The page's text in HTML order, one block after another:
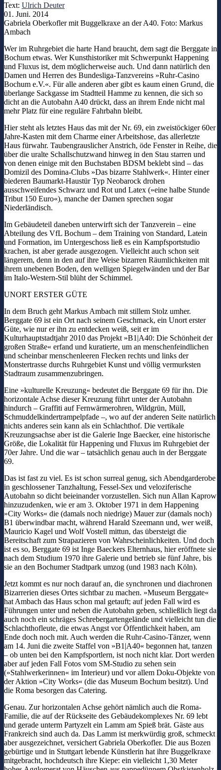
Text: Ulrich Deuter
01. Juni. 2014
Gabriela Oberkofler mit Buggelkraxe an der A40. Foto: Markus
Ambach
Wer im Ruhrgebiet die harte Hand braucht, dem sagt die Berggate in
Bochum etwas. Wer Kunsthistoriker mit Schwerpunkt Happening
und Fluxus ist, dem möglicherweise auch. Und dann natürlich den
Damen und Herren des Bundesliga-Tanzvereins »Ruhr-Casino
Bochum e.V.«. Für alle anderen aber gibt es kaum einen Grund, die
überlange Sackgasse im Stadtteil Hamme zu kennen, die sich so
dicht an die Autobahn A40 drückt, dass an ihrem Ende nicht mal
mehr Platz für eine reguläre Fahrbahn bleibt.
Hier steht als letztes Haus das mit der Nr. 69, ein zweistöckiger 60er
Jahre-Kasten mit dem Charme einer Arbeitshose, das allerletzte
Haus fürwahr. Taubengrauslicher Anstrich, öde Fenster in Reihe, die
über die uralte Schallschutzwand hinweg in den Stau starren und
von denen einige mit den Buchstaben BDSM beklebt sind – das
Domizil des Domina-Clubs »Das bizarre Stahlwerk«. Hinter einer
biederen Baumarkt-Haustür Typ Neobarock drohen
ausschweifendes Schwarz und Rot und Latex (»eine halbe Stunde
Tribut 150 Euro«), manche der Damen sprechen sogar
Niederländisch.
Im Gebäudeteil daneben unterwirft sich der Tanzverein – eine
Abteilung des VfL Bochum – dem Training von Standard, Latein
und Formation, im Untergeschoss ließ es ein Kampfsportstudio
krachen, ist aber gerade ausgezogen. Vielleicht auch schon seit
längerem, denn in den auf ihre Weise bizarren Räumlichkeiten mit
ihrem unebenen Boden, den welligen Spiegelwänden und der Bar
im Italo-Western-Stil blüht der Schimmel.
UNORT ERSTER GÜTE
In dem Bruch geht Markus Ambach mit stillem Stolz umher.
Berggate 69 ist ein Ort nach seinem Geschmack, ein Unort erster
Güte, wie nur er ihn zu entdecken weiß, seit er im
Kulturhauptstadtjahr 2010 das Projekt »B1|A40: Die Schönheit der
großen Straße« erfand und kuratierte, um an menschenfeindlichen
und scheinbar menschenleeren Flecken rechts und links der
Monstertrasse durchs Ruhrgebiet Kunst und völlig vermurksten
Stadtraum zusammenzubringen.
Eine »kulturelle Kreuzung« bedeutet die Berggate 69 für ihn. Die
horizontale Achse dieser Kreuzung führt unter der Autobahn
hindurch – Graffiti auf Fernwärmerohren, Wildgrün, Müll,
Schmuddelkindertrampelpfade –, wo auf der anderen Seite natürlich
nichts anderes sein kann als ein Schlachthof. Die vertikale
Kreuzungsachse aber ist die Galerie Inge Baecker, eine historische
Größe, die Lokalität für Happening und Fluxus im Ruhrgebiet der
70er Jahre. Und die war – tatsächlich genau auch in der Berggate
69.
Das ist fast zu viel. Es ist schon surreal genug, sich Abendgarderobe
in geschlossener Tanzhaltung, Fessel-Sex und veloziferische
Autobahn so dicht beieinander vorzustellen. Sich nun Allan Kaprow
hinzuzudenken, wie er am 3. Oktober 1971 in dem Happening
»City Works« die (damals noch niedrige) Mauer zur (damals noch)
B1 überwindbar macht, während Harald Szeemann und, wer weiß,
Mauricio Kagel und Wolf Vostell mittun, das übersteigt die
Bereitschaft zum Strapazieren von Wahrscheinlichkeiten. Und doch
ist es so, Berggate 69 ist Inge Baeckers Elternhaus, hier eröffnete sie
nach dem Studium 1970 ihre Galerie und betrieb sie fünf Jahre, bis
sie an den Bochumer Stadtpark umzog (und 1983 nach Köln).
Jetzt kommt es nur noch darauf an, die synchronen und diachronen
Bizarrerien dieses Ortes sichtbar zu machen. »Museum Berggate«
hat Ambach das Haus schon mal getauft; auf jeden Fall wird es
Führungen unter und neben die Autobahn geben, schließlich liegt da
auch noch ein schräges Schrebergartengelände und vielleicht tun die
Schlachthofleute, die etwas Angst vor Öffentlichkeit haben, am
Ende doch noch mit. Auch werden die Ruhr-Casino-Tänzer, wenn
am 14. Juni die zweite Staffel von »B1|A40« begonnen hat, tanzen
– ob unten bei den Kampfsportlern, ist noch nicht klar. Dort werden
aber auf jeden Fall Fotos vom SM-Studio zu sehen sein
(»Stahlwerkerinnen« im Interieur) und vor allem Doku-Objekte von
der Aktion »City Works« (die das Museum Bochum besitzt). Und
die Roma besorgen das Catering.
Genau. Zur horizontalen Achse gehört nämlich auch die Roma-
Familie, die auf der Rückseite des Gebäudekomplexes Nr. 69 lebt
und gerade unterm Partyzelt ein Lamm am Spieß brät. Gäste aus
Frankreich sind auch da. Das Lamm ist merkwürdig groß, schmeckt
aber ausgezeichnet, versichert Gabriela Oberkofler. Die aus Bozen
gebürtige und in Stuttgart lebende Künstlerin hat ihre Buggelkraxe
mitgebracht, hochdeutsch ihre Kiepe: ein vielleicht 1,30 Meter